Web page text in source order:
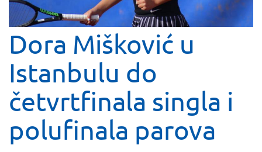
Dora Mišković u
Istanbulu do
četvrtfinala singla i
polufinala parova